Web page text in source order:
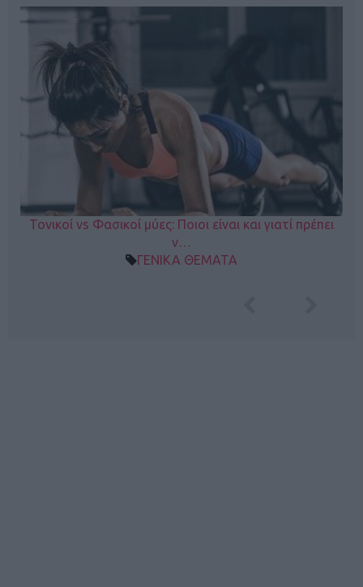
Τονικοί vs Φασικοί μύες: Ποιοι είναι και γιατί πρέπει
ν…
ΓΕΝΙΚΑ ΘΕΜΑΤΑ